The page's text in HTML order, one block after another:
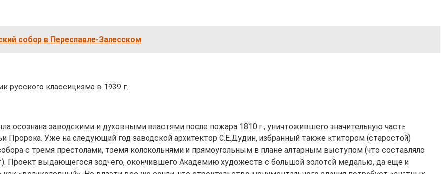
собор в Переславле-Залесском
русского классицизма в 1939 г.
осознана заводскими и духовными властями после пожара 1810 г., уничтожившего значительную часть
Пророка. Уже на следующий год заводской архитектор С.Е.Дудин, избранный также ктитором (старостой)
с тремя престолами, тремя колокольнями и прямоугольным в плане алтарным выступом (что составляло
Проект выдающегося зодчего, окончившего Академию художеств с большой золотой медалью, да еще и